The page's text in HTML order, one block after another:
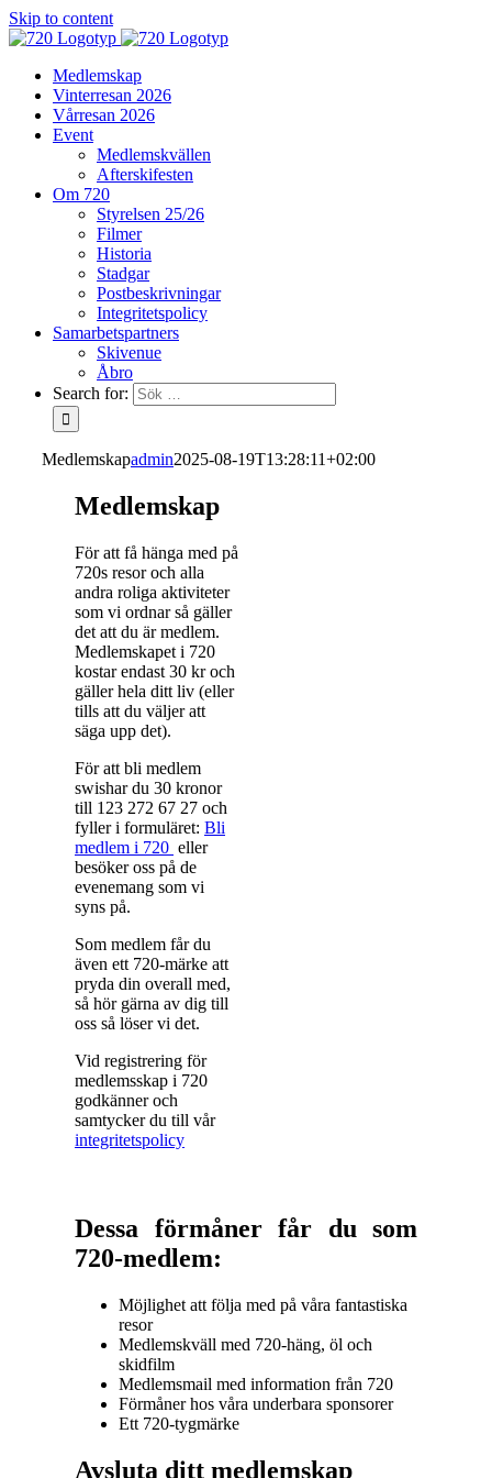
Skip to content
Medlemskap
Vinterresan 2026
Vårresan 2026
Event
Medlemskvällen
Afterskifesten
Om 720
Styrelsen 25/26
Filmer
Historia
Stadgar
Postbeskrivningar
Integritetspolicy
Samarbetspartners
Skivenue
Åbro
Search for:
Medlemskapadmin2025-08-19T13:28:11+02:00
Medlemskap
För att få hänga med på
720s resor och alla
andra roliga aktiviteter
som vi ordnar så gäller
det att du är medlem.
Medlemskapet i 720
kostar endast 30 kr och
gäller hela ditt liv (eller
tills att du väljer att
säga upp det).
För att bli medlem
swishar du 30 kronor
till 123 272 67 27 och
fyller i formuläret: Bli
medlem i 720 eller
besöker oss på de
evenemang som vi
syns på.
Som medlem får du
även ett 720-märke att
pryda din overall med,
så hör gärna av dig till
oss så löser vi det.
Vid registrering för
medlemsskap i 720
godkänner och
samtycker du till vår
integritetspolicy
Dessa förmåner får du som
720-medlem:
Möjlighet att följa med på våra fantastiska
resor
Medlemskväll med 720-häng, öl och
skidfilm
Medlemsmail med information från 720
Förmåner hos våra underbara sponsorer
Ett 720-tygmärke
Avsluta ditt medlemskap